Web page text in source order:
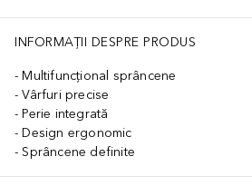
INFORMAȚII DESPRE PRODUS
Multifuncțional sprâncene
Vârfuri precise
Perie integrată
Design ergonomic
Sprâncene definite